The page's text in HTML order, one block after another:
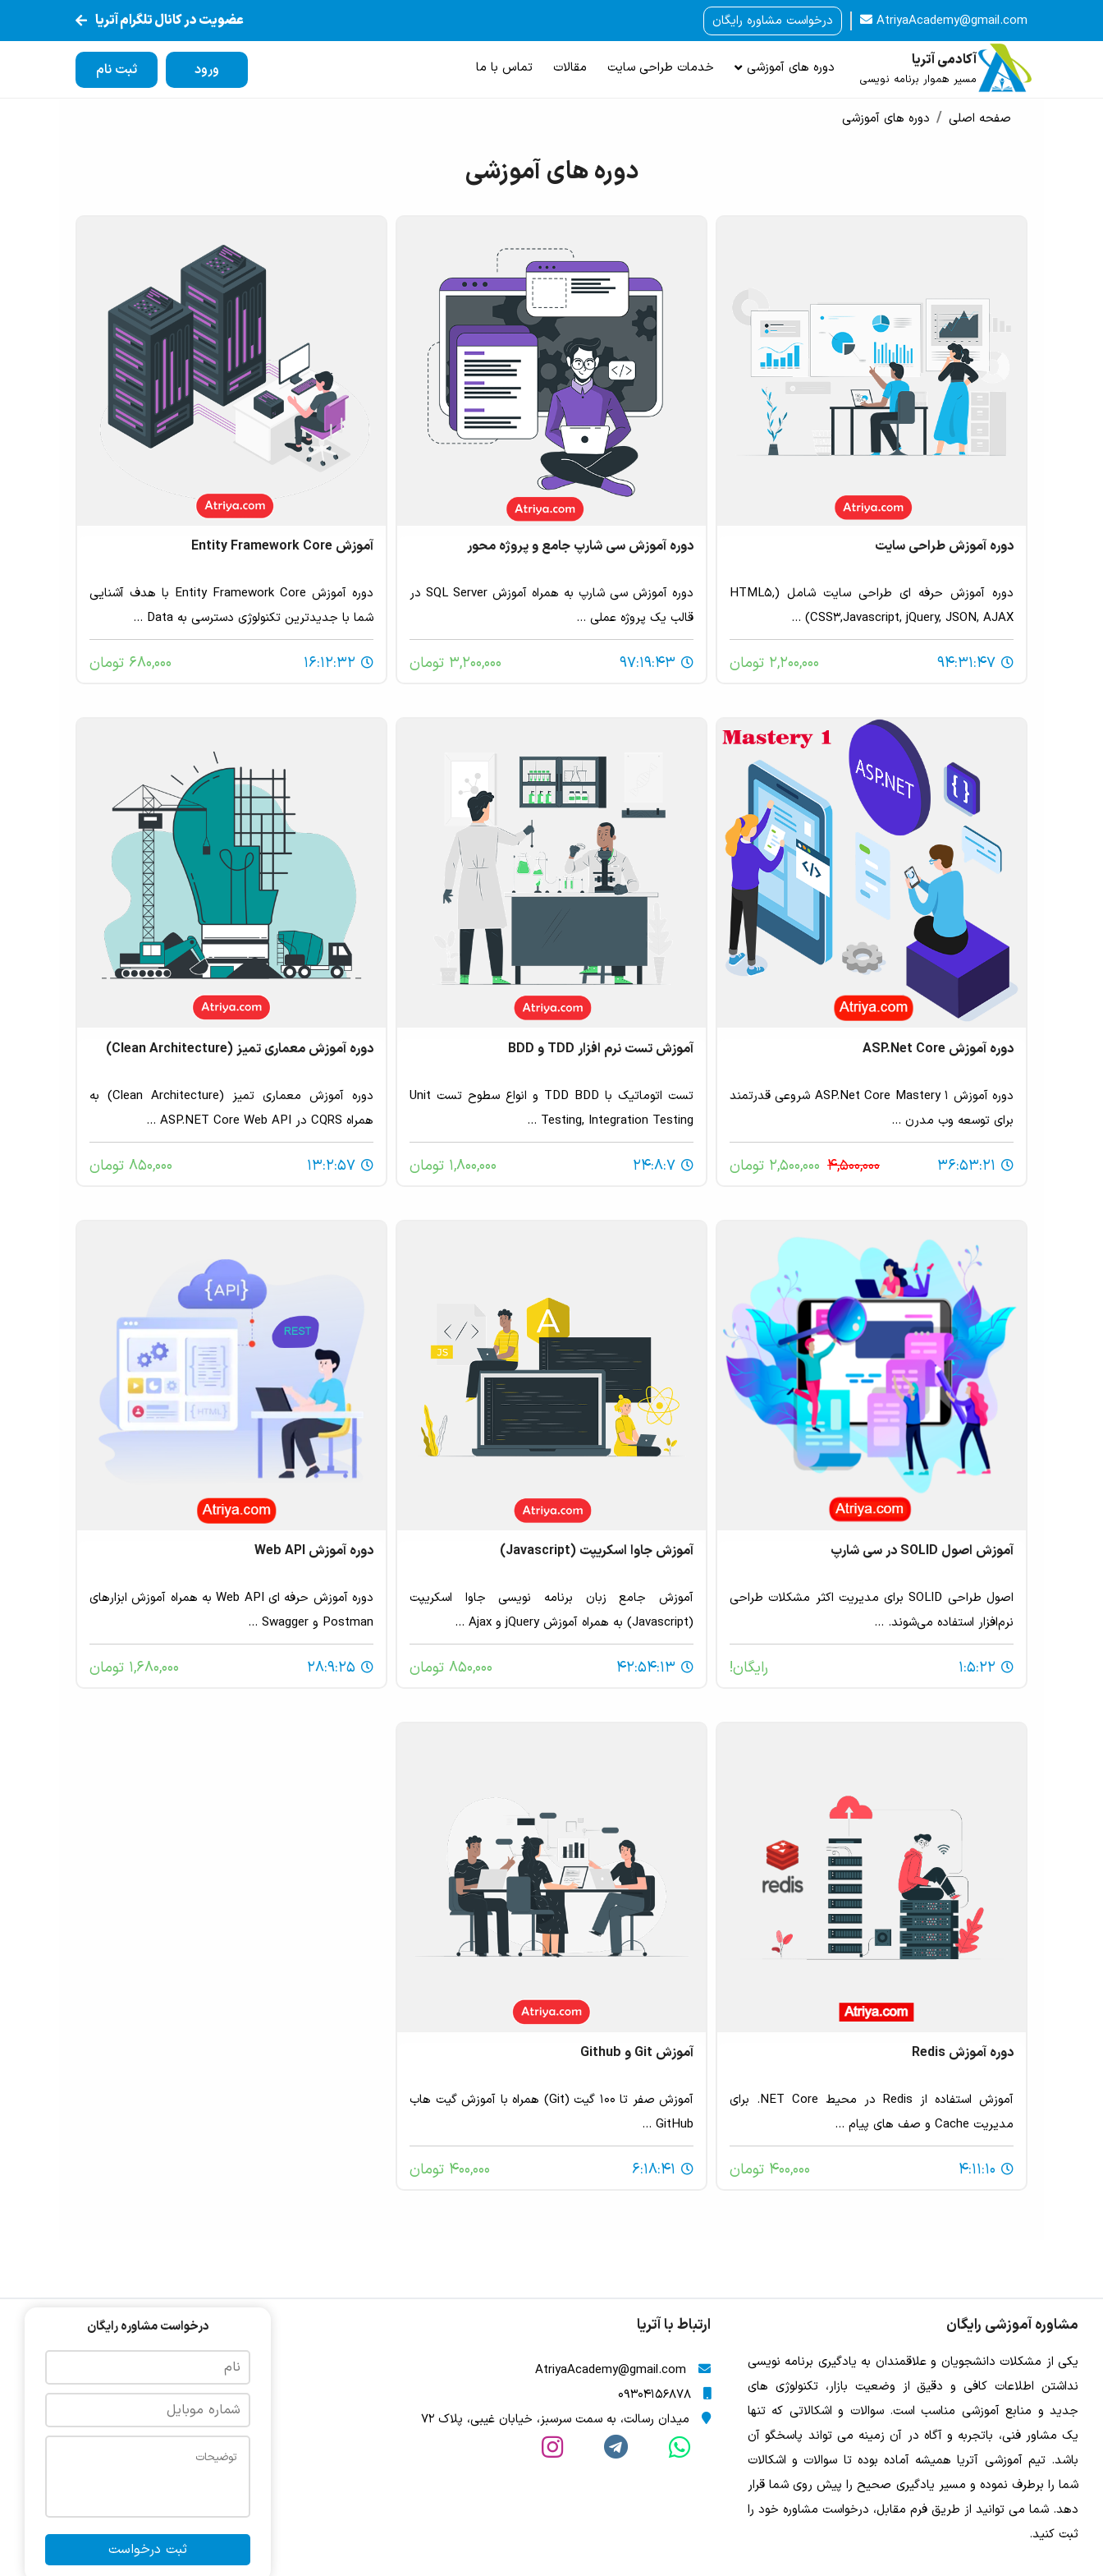
AtriyaAcademy@gmail.com درخواست مشاوره رایگان
عضویت در کانال تلگرام آتریا
آکادمی آتریا
مسیر هموار برنامه نویسی
دوره های آموزشی خدمات طراحی سایت مقالات تماس با ما ورود ثبت نام
صفحه اصلی دوره های آموزشی
دوره های آموزشی
دوره آموزش طراحی سایت
دوره آموزش حرفه ای طراحی سایت شامل (HTML5,
CSS3,Javascript, jQuery, JSON, AJAX) ...
94:31:47 2,200,000 تومان
دوره آموزش سی شارپ جامع و پروژه محور
دوره آموزش سی شارپ به همراه آموزش SQL Server در
قالب یک پروژه عملی ...
97:19:43 3,200,000 تومان
آموزش Entity Framework Core
دوره آموزش Entity Framework Core با هدف آشنایی
شما با جدیدترین تکنولوژی دسترسی به Data ...
16:12:32 680,000 تومان
دوره آموزش ASP.Net Core
دوره آموزش ASP.Net Core Mastery 1 شروعی قدرتمند
برای توسعه وب مدرن ...
36:53:21
4,500,000
آموزش تست نرم افزار TDD و BDD
تست اتوماتیک با TDD BDD و انواع سطوح تست Unit
Testing, Integration Testing ...
24:8:7 1,800,000 تومان
دوره آموزش معماری تمیز (Clean Architecture)
دوره آموزش معماری تمیز (Clean Architecture) به
همراه CQRS در ASP.NET Core Web API ...
13:2:57 850,000 تومان
آموزش اصول SOLID در سی شارپ
اصول طراحی SOLID برای مدیریت اکثر مشکلات طراحی
نرم‌افزار استفاده می‌شوند. ...
1:5:22 رایگان!
آموزش جاوا اسکریپت (Javascript)
آموزش جامع زبان برنامه نویسی جاوا اسکریپت
(Javascript) به همراه آموزش jQuery و Ajax ...
42:54:13 850,000 تومان
دوره آموزش Web API
دوره آموزش حرفه ای Web API به همراه آموزش ابزارهای
Postman و Swagger ...
28:9:25 1,680,000 تومان
دوره آموزش Redis
آموزش استفاده از Redis در محیط NET Core. برای
مدیریت Cache و صف های پیام ...
4:11:10 400,000 تومان
آموزش Git و Github
آموزش صفر تا ۱۰۰ گیت (Git)‌ همراه با آموزش گیت هاب
GitHub ...
6:18:41 400,000 تومان
مشاوره آموزشی رایگان
یکی از مشکلات دانشجویان و علاقمندان به یادگیری برنامه نویسی
نداشتن اطلاعات کافی و دقیق از وضعیت بازار، تکنولوژی های
جدید و منابع آموزشی مناسب است. سوالات و اشکالاتی که تنها
یک مشاور فنی، باتجربه و آگاه در آن زمینه می تواند پاسخگو آن
باشد. تیم آموزشی آتریا همیشه آماده بوده تا سوالات و اشکالات
شما را برطرف نموده و مسیر یادگیری صحیح را پیش روی شما قرار
دهد. شما می توانید از طریق فرم مقابل، درخواست مشاوره خود را
ثبت کنید.
ارتباط با آتریا
AtriyaAcademy@gmail.com
09304156878
میدان رسالت، به سمت سرسبز، خیابان غیبی، پلاک 72
درخواست مشاوره رایگان